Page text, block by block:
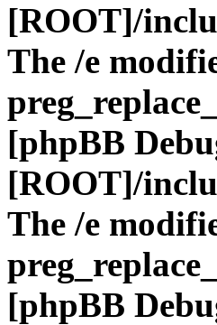
[ROOT]/
The /e
[phpBB
[ROOT]/
The /e
[phpBB